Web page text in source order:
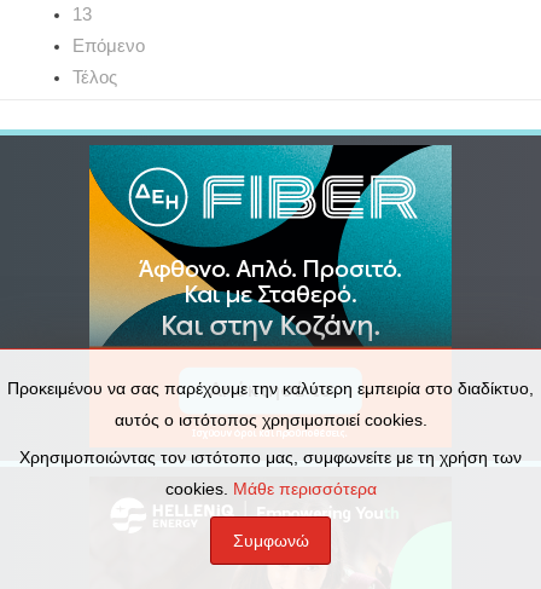
13
Επόμενο
Τέλος
Προκειμένου να σας παρέχουμε την καλύτερη εμπειρία στο διαδίκτυο,
αυτός ο ιστότοπος χρησιμοποιεί cookies.
Χρησιμοποιώντας τον ιστότοπο μας, συμφωνείτε με τη χρήση των
cookies. Μάθε περισσότερα
Συμφωνώ